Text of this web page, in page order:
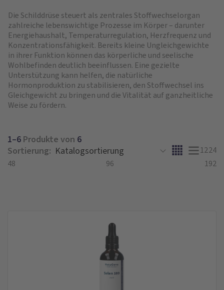
Die Schilddrüse steuert als zentrales Stoffwechselorgan
zahlreiche lebenswichtige Prozesse im Körper – darunter
Energiehaushalt, Temperaturregulation, Herzfrequenz und
Konzentrationsfähigkeit. Bereits kleine Ungleichgewichte
in ihrer Funktion können das körperliche und seelische
Wohlbefinden deutlich beeinflussen. Eine gezielte
Unterstützung kann helfen, die natürliche
Hormonproduktion zu stabilisieren, den Stoffwechsel ins
Gleichgewicht zu bringen und die Vitalität auf ganzheitliche
Weise zu fördern.
1–6 Produkte von 6
Sortierung:
1224
48
96 192